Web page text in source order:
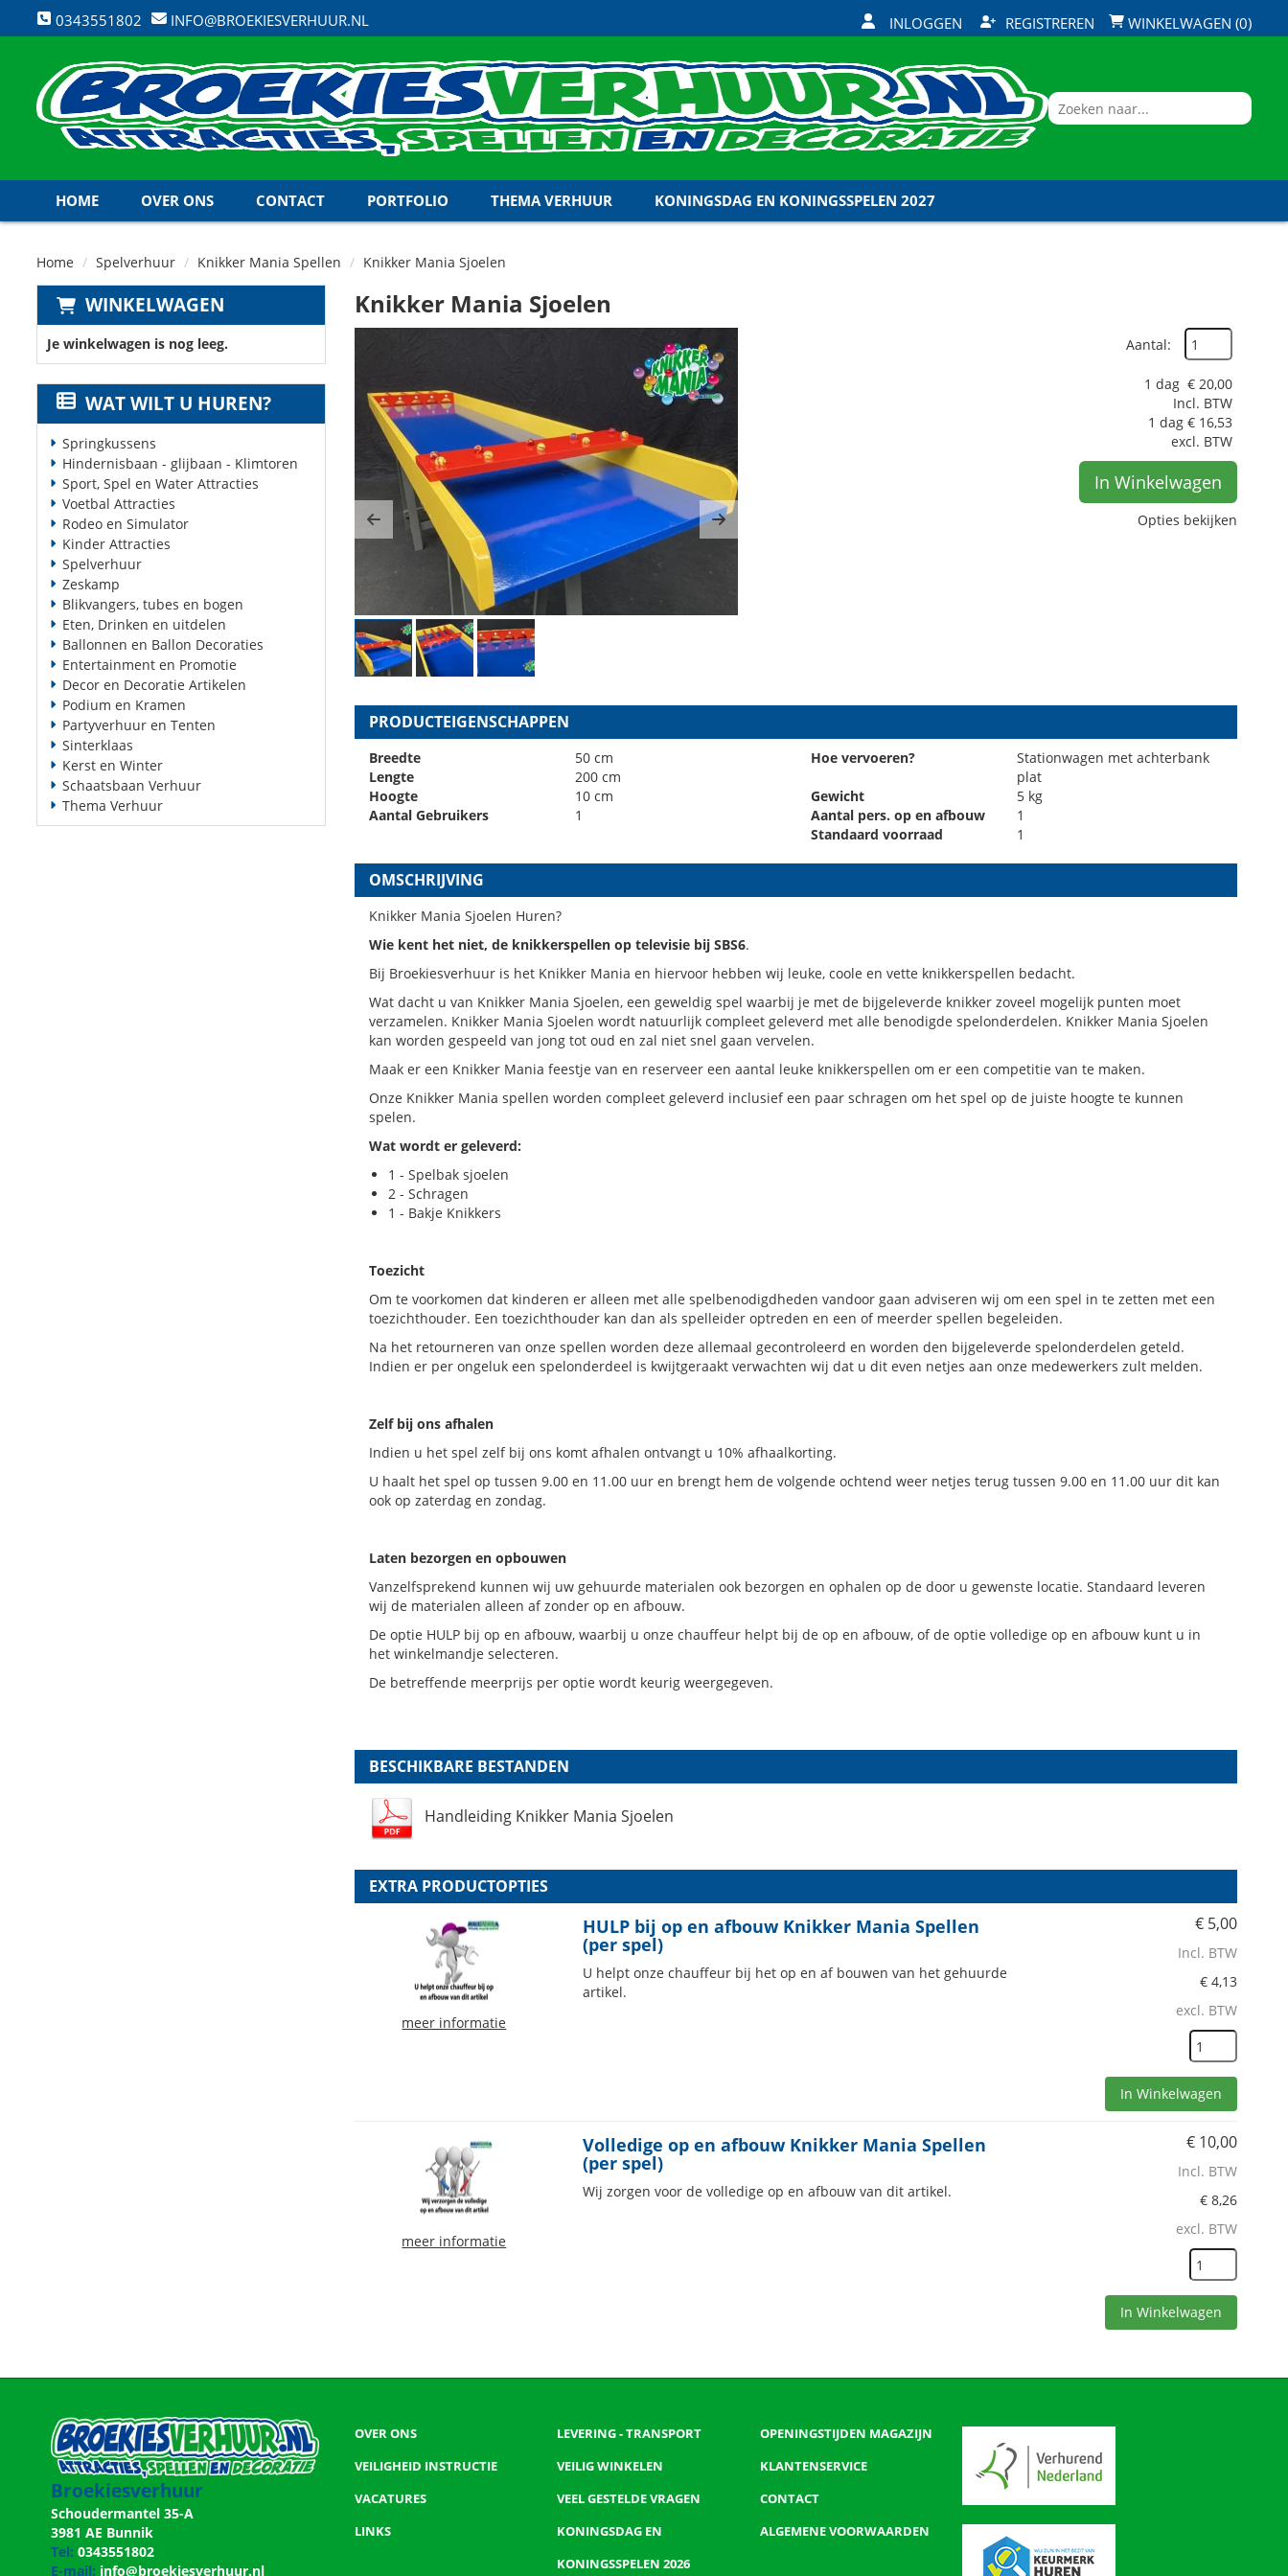
0343551802 INFO@BROEKIESVERHUUR.NL INLOGGEN REGISTREREN WINKELWAGEN (0)
HOME OVER ONS CONTACT PORTFOLIO THEMA VERHUUR KONINGSDAG EN KONINGSSPELEN 2027
Home Spelverhuur Knikker Mania Spellen Knikker Mania Sjoelen
WINKELWAGEN
Je winkelwagen is nog leeg.
WAT WILT U HUREN?
Springkussens
Hindernisbaan - glijbaan - Klimtoren
Sport, Spel en Water Attracties
Voetbal Attracties
Rodeo en Simulator
Kinder Attracties
Spelverhuur
Zeskamp
Blikvangers, tubes en bogen
Eten, Drinken en uitdelen
Ballonnen en Ballon Decoraties
Entertainment en Promotie
Decor en Decoratie Artikelen
Podium en Kramen
Partyverhuur en Tenten
Sinterklaas
Kerst en Winter
Schaatsbaan Verhuur
Thema Verhuur
Knikker Mania Sjoelen
Previous Next
Aantal:
1 dag € 20,00
Incl. BTW
1 dag € 16,53
excl. BTW
In Winkelwagen
Opties bekijken
PRODUCTEIGENSCHAPPEN
Breedte
50 cm
Lengte
200 cm
Hoogte
10 cm
Aantal Gebruikers
1
Hoe vervoeren?
Stationwagen met achterbank
plat
Gewicht
5 kg
Aantal pers. op en afbouw
1
Standaard voorraad
1
OMSCHRIJVING
Knikker Mania Sjoelen Huren?
Wie kent het niet, de knikkerspellen op televisie bij SBS6.
Bij Broekiesverhuur is het Knikker Mania en hiervoor hebben wij leuke, coole en vette knikkerspellen bedacht.
Wat dacht u van Knikker Mania Sjoelen, een geweldig spel waarbij je met de bijgeleverde knikker zoveel mogelijk punten moet
verzamelen. Knikker Mania Sjoelen wordt natuurlijk compleet geleverd met alle benodigde spelonderdelen. Knikker Mania Sjoelen
kan worden gespeeld van jong tot oud en zal niet snel gaan vervelen.
Maak er een Knikker Mania feestje van en reserveer een aantal leuke knikkerspellen om er een competitie van te maken.
Onze Knikker Mania spellen worden compleet geleverd inclusief een paar schragen om het spel op de juiste hoogte te kunnen
spelen.
Wat wordt er geleverd:
1 - Spelbak sjoelen
2 - Schragen
1 - Bakje Knikkers
Toezicht
Om te voorkomen dat kinderen er alleen met alle spelbenodigdheden vandoor gaan adviseren wij om een spel in te zetten met een
toezichthouder. Een toezichthouder kan dan als spelleider optreden en een of meerder spellen begeleiden.
Na het retourneren van onze spellen worden deze allemaal gecontroleerd en worden den bijgeleverde spelonderdelen geteld.
Indien er per ongeluk een spelonderdeel is kwijtgeraakt verwachten wij dat u dit even netjes aan onze medewerkers zult melden.
Zelf bij ons afhalen
Indien u het spel zelf bij ons komt afhalen ontvangt u 10% afhaalkorting.
U haalt het spel op tussen 9.00 en 11.00 uur en brengt hem de volgende ochtend weer netjes terug tussen 9.00 en 11.00 uur dit kan
ook op zaterdag en zondag.
Laten bezorgen en opbouwen
Vanzelfsprekend kunnen wij uw gehuurde materialen ook bezorgen en ophalen op de door u gewenste locatie. Standaard leveren
wij de materialen alleen af zonder op en afbouw.
De optie HULP bij op en afbouw, waarbij u onze chauffeur helpt bij de op en afbouw, of de optie volledige op en afbouw kunt u in
het winkelmandje selecteren.
De betreffende meerprijs per optie wordt keurig weergegeven.
BESCHIKBARE BESTANDEN
Handleiding Knikker Mania Sjoelen
EXTRA PRODUCTOPTIES
meer informatie
€ 5,00
Incl. BTW
€ 4,13
excl. BTW
In Winkelwagen
HULP bij op en afbouw Knikker Mania Spellen
(per spel)
U helpt onze chauffeur bij het op en af bouwen van het gehuurde
artikel.
meer informatie
€ 10,00
Incl. BTW
€ 8,26
excl. BTW
In Winkelwagen
Volledige op en afbouw Knikker Mania Spellen
(per spel)
Wij zorgen voor de volledige op en afbouw van dit artikel.
Broekiesverhuur
Schoudermantel 35-A
3981 AE Bunnik
Tel: 0343551802
E-mail: info@broekiesverhuur.nl
OVER ONS
VEILIGHEID INSTRUCTIE
VACATURES
LINKS
LEVERING - TRANSPORT
VEILIG WINKELEN
VEEL GESTELDE VRAGEN
KONINGSDAG EN
KONINGSSPELEN 2026
OPENINGSTIJDEN MAGAZIJN
KLANTENSERVICE
CONTACT
ALGEMENE VOORWAARDEN